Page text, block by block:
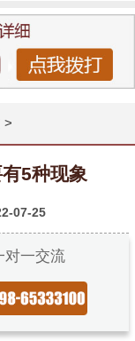
>
5种现象
07-25
对一交流